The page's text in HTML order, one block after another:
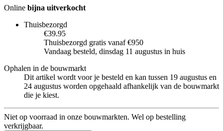
Online bijna uitverkocht
Thuisbezorgd
€39.95
Thuisbezorgd gratis vanaf €950
Vandaag besteld, dinsdag 11 augustus in huis
Ophalen in de bouwmarkt
Dit artikel wordt voor je besteld en kan tussen 19 augustus en
24 augustus worden opgehaald afhankelijk van de bouwmarkt
die je kiest.
Niet op voorraad in onze bouwmarkten. Wel op bestelling
verkrijgbaar.